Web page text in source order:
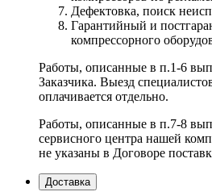
Дефектовка, поиск
Гарантийный и
компрессорного
Работы, описанные в п.1-6
Заказчика. Выезд
оплачивается отдельно.
Работы, описанные в п.7-8
сервисного центра нашей
не указаны в Договоре
Доставка